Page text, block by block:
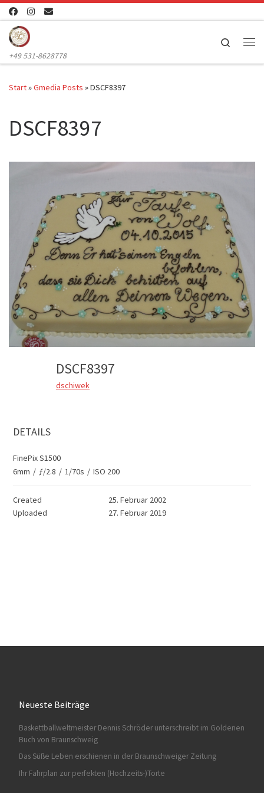
Zum Inhalt springen
+49 531-8628778
Search
Start»Gmedia Posts »DSCF8397
DSCF8397
DSCF8397
dschiwek
DETAILS
FinePix S1500
6mm / ƒ/2.8 / 1/70s / ISO 200
Created
25. Februar 2002
Uploaded
27. Februar 2019
Neueste Beiträge
Baskettballweltmeister Dennis Schröder unterschreibt im Goldenen
Buch von Braunschweig
Das Süße Leben erschienen in der Braunschweiger Zeitung
Ihr Fahrplan zur perfekten (Hochzeits-)Torte